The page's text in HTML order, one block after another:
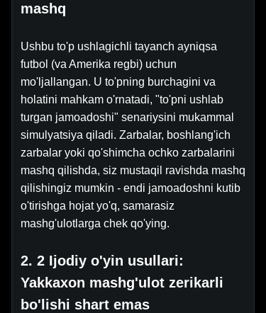
mashq
Ushbu to'p ushlagichli tayanch ayniqsa
futbol (va Amerika regbi) uchun
mo'ljallangan. U to'pning burchagini va
holatini mahkam o'rnatadi, "to'pni ushlab
turgan jamoadoshi" senariysini mukammal
simulyatsiya qiladi. Zarbalar, boshlang'ich
zarbalar yoki qo'shimcha ochko zarbalarini
mashq qilishda, siz mustaqil ravishda mashq
qilishingiz mumkin - endi jamoadoshni kutib
o'tirishga hojat yo'q, samarasiz
mashg'ulotlarga chek qo'ying.
2. 2 Ijodiy o'yin usullari:
Yakkaxon mashg'ulot zerikarli
bo'lishi shart emas